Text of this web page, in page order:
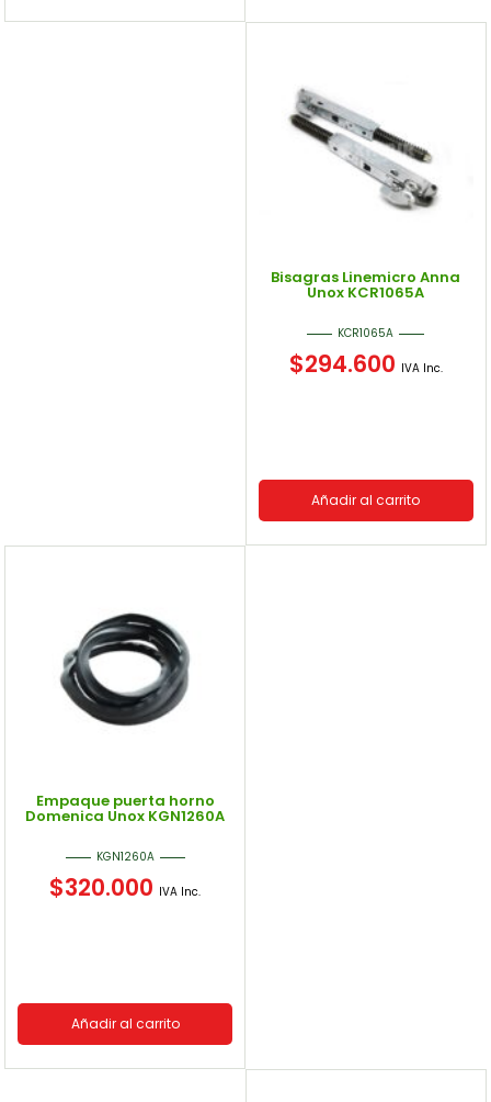
Bisagras Linemicro Anna
Unox KCR1065A
KCR1065A
$294.600 IVA Inc.
Añadir al carrito
Empaque puerta horno
Domenica Unox KGN1260A
KGN1260A
$320.000 IVA Inc.
Añadir al carrito